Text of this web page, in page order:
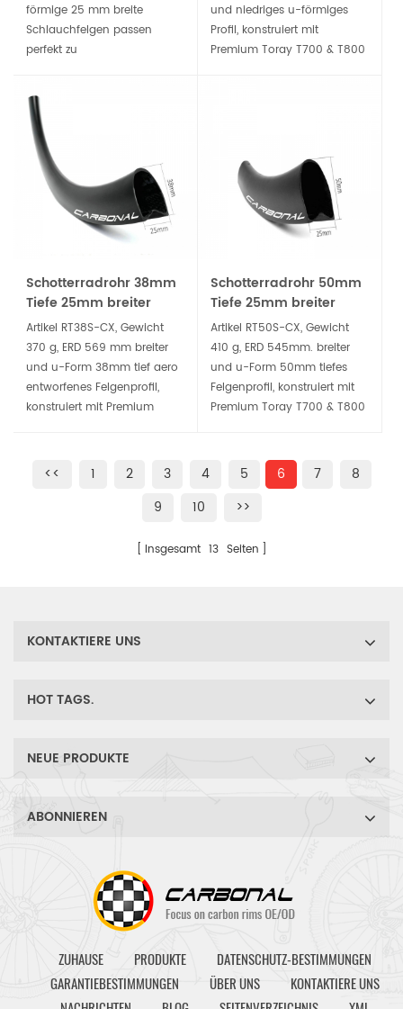
förmige 25 mm breite
Schlauchfelgen passen
perfekt zu
35 mm. Aerodynamisch, steif
und langlebig genug für
Training, Straßenrennen und
auch Cyclocross-Fahrten.
und niedriges u-förmiges
Profil, konstruiert mit
Premium Toray T700 & T800
Scheibenbremse Räder.
Schotterradrohr 38mm
Tiefe 25mm breiter
Carbonrand
Artikel RT38S-CX, Gewicht
370 g, ERD 569 mm breiter
und u-Form 38mm tief aero
entworfenes Felgenprofil,
konstruiert mit Premium
Scheibenrohrrand steif, stark
Schotterradrohr 50mm
Tiefe 25mm breiter
Carbonrand
Artikel RT50S-CX, Gewicht
410 g, ERD 545mm. breiter
und u-Form 50mm tiefes
Felgenprofil, konstruiert mit
Premium Toray T700 & T800
und langlebig, eine gute
Wahl für Schotterrad oder
Cyclocross Scheibenbremse
<< 1 2 3 4 5 6 7
8
9
10 >>
Insgesamt 13 Seiten
KONTAKTIERE UNS
HOT TAGS.
NEUE PRODUKTE
ABONNIEREN
ZUHAUSE PRODUKTE
DATENSCHUTZ-BESTIMMUNGEN
GARANTIEBESTIMMUNGEN
ÜBER UNS
KONTAKTIERE UNS